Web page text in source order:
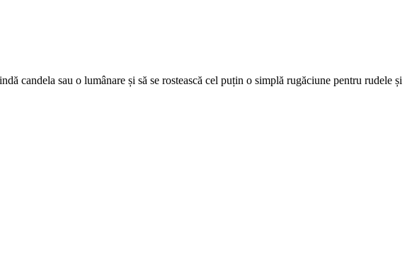
candela sau o lumânare și să se rostească cel puțin o simplă rugăciune pentru rudele și